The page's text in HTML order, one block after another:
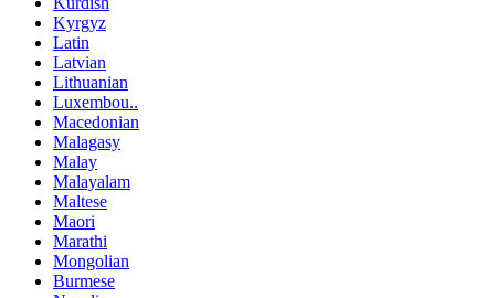
Kyrgyz
Latin
Latvian
Lithuanian
Luxembou..
Macedonian
Malagasy
Malay
Malayalam
Maltese
Maori
Marathi
Mongolian
Burmese